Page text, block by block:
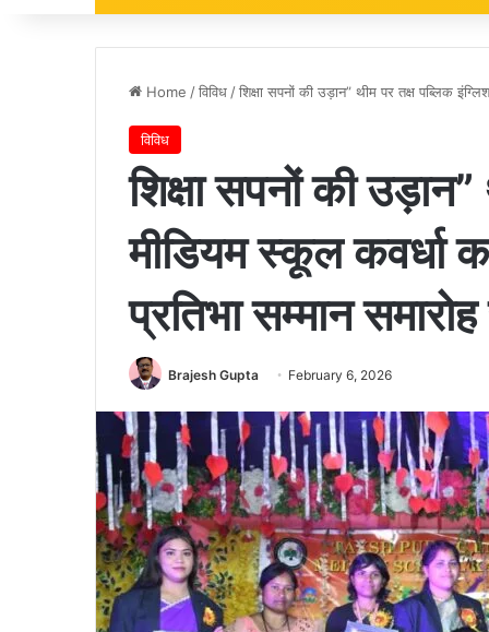
Home /विविध /शिक्षा सपनों की उड़ान” थीम पर तक्ष पब्लिक
विविध
शिक्षा सपनों की
मीडियम स्कूल कवर्धा
प्रतिभा सम्मान
Brajesh Gupta February 6, 2026